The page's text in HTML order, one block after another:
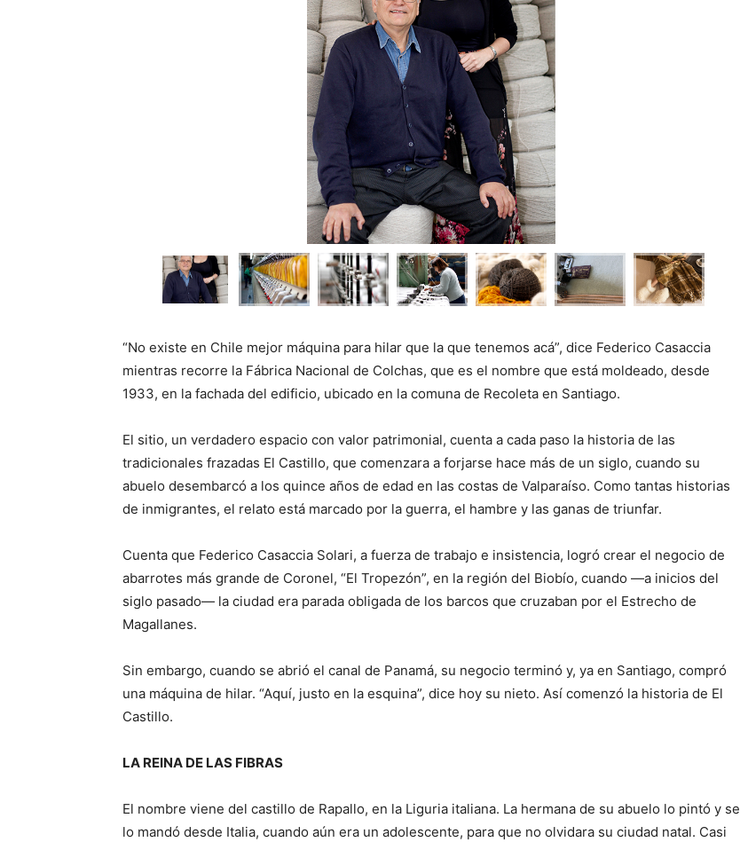
“No existe en Chile mejor máquina para hilar que la que tenemos acá”, dice Federico Casaccia
mientras recorre la Fábrica Nacional de Colchas, que es el nombre que está moldeado, desde
1933, en la fachada del edificio, ubicado en la comuna de Recoleta en Santiago.
El sitio, un verdadero espacio con valor patrimonial, cuenta a cada paso la historia de las
tradicionales frazadas El Castillo, que comenzara a forjarse hace más de un siglo, cuando su
abuelo desembarcó a los quince años de edad en las costas de Valparaíso. Como tantas historias
de inmigrantes, el relato está marcado por la guerra, el hambre y las ganas de triunfar.
Cuenta que Federico Casaccia Solari, a fuerza de trabajo e insistencia, logró crear el negocio de
abarrotes más grande de Coronel, “El Tropezón”, en la región del Biobío, cuando —a inicios del
siglo pasado— la ciudad era parada obligada de los barcos que cruzaban por el Estrecho de
Magallanes.
Sin embargo, cuando se abrió el canal de Panamá, su negocio terminó y, ya en Santiago, compró
una máquina de hilar. “Aquí, justo en la esquina”, dice hoy su nieto. Así comenzó la historia de El
Castillo.
LA REINA DE LAS FIBRAS
El nombre viene del castillo de Rapallo, en la Liguria italiana. La hermana de su abuelo lo pintó y se
lo mandó desde Italia, cuando aún era un adolescente, para que no olvidara su ciudad natal. Casi